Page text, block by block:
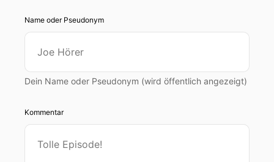
Name oder Pseudonym
Dein Name oder Pseudonym (wird öffentlich angezeigt)
Kommentar